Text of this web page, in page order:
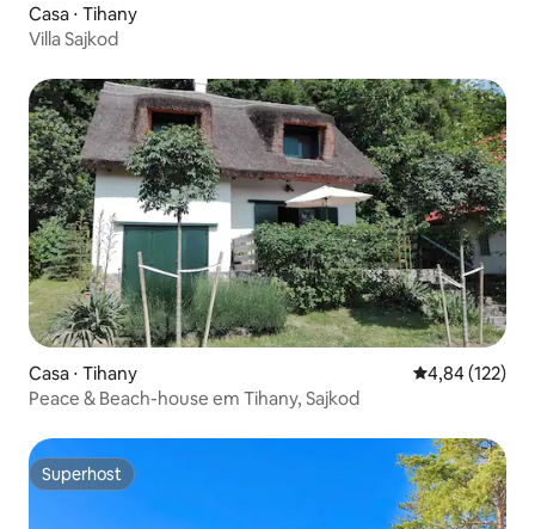
Casa ⋅ Tihany
Villa Sajkod
Casa ⋅ Tihany 4,84 de uma
4,84 (122)
Peace & Beach-house em Tihany, Sajkod
Superhost
Superhost